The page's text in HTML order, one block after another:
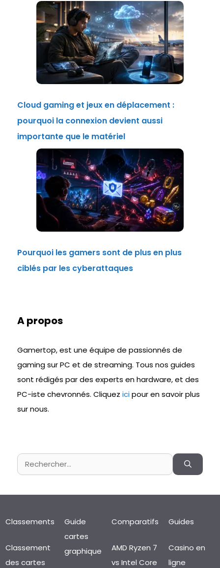
Cloud gaming et jeux en déplacement :
pourquoi la connexion devient aussi
importante que le matériel
Pourquoi les gamers sont de plus en plus
ciblés par les cyberattaques
A propos
Gamertop, est une équipe de passionnés de
gaming sur PC et de streaming. Tous nos guides
sont rédigés par des experts en hardware, et des
PC-iste chevronnés. Cliquez icipour en savoir plus
sur nous.
Rechercher :
Classements
Classement
des cartes
Guide
cartes
graphique
Comparatifs
AMD Ryzen 7
vs Intel Core
Guides
Casino en
ligne